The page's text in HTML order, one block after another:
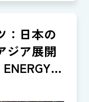
：日本の
ジア展開